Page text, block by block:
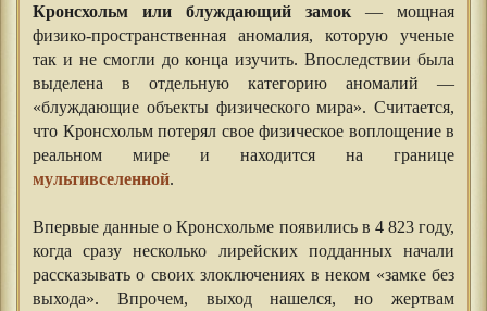
Кронсхольм или блуждающий замок — мощная
физико-пространственная аномалия, которую ученые
так и не смогли до конца изучить. Впоследствии была
выделена в отдельную категорию аномалий —
«блуждающие объекты физического мира». Считается,
что Кронсхольм потерял свое физическое воплощение в
реальном мире и находится на границе
мультивселенной.
Впервые данные о Кронсхольме появились в 4 823 году,
когда сразу несколько лирейских подданных начали
рассказывать о своих злоключениях в неком «замке без
выхода». Впрочем, выход нашелся, но жертвам